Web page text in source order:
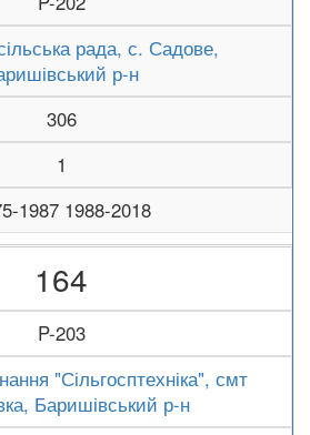
рада, с. Садове,
р-н
306
1
1987 1988-2018
164
P-203
"Сільгосптехніка", смт
Баришівський р-н